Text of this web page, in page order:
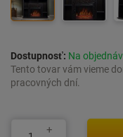
Dostupnosť: Na
Tento tovar vám vieme
pracovných dní.